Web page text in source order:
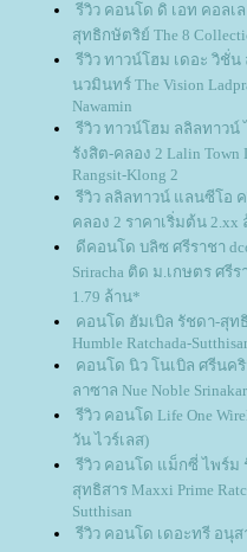
รีวิว คอนโด ดิ เอท คอลเ
สุทธิกษัตริย์ The 8
รีวิว ทาวน์โฮม เดอะ วิชั่น
นวมินทร์ The Vision
Nawamin
รีวิว ทาวน์โฮม ลลิลทาวน์
รังสิต-คลอง 2 Lalin Town
Rangsit-Klong 2
รีวิว ลลิลทาวน์ แลนซีโอ
คลอง 2 ราคาเริ่มต้น 2.xx
ดีคอนโด บลิซ ศรีราชา
Sriracha ติด ม.เกษตร ศรีร
1.79 ล้าน*
คอนโด ฮัมเบิล รัชดา-สุท
Humble Ratchada-
คอนโด นิว โนเบิล ศรีนค
ลาซาล Nue Noble
รีวิว คอนโด Life One
วัน ไวร์เลส)
รีวิว คอนโด แม็กซี่ ไพร์ม
สุทธิสาร Maxxi Prime
Sutthisan
รีวิว คอนโด เดอะทรี อนุส